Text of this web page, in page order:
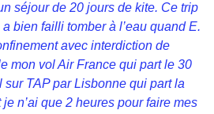
séjour de 20 jours de kite. Ce trip
bien failli tomber à l’eau quand E.
avec interdiction de
mon vol Air France qui part le 30
sur TAP par Lisbonne qui part la
n’ai que 2 heures pour faire mes